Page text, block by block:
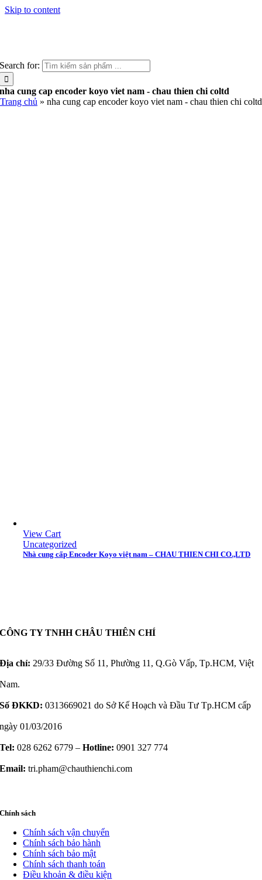
Skip to content
Search for:
nha cung cap encoder koyo viet nam - chau thien chi coltd
Trang chủ » nha cung cap encoder koyo viet nam - chau thien chi coltd
View Cart
Uncategorized
Nhà cung cấp Encoder Koyo việt nam – CHAU THIEN CHI CO.,LTD
CÔNG TY TNHH CHÂU THIÊN CHÍ
Địa chỉ: 29/33 Đường Số 11, Phường 11, Q.Gò Vấp, Tp.HCM, Việt
Nam.
Số ĐKKD: 0313669021 do Sở Kế Hoạch và Đầu Tư Tp.HCM cấp
ngày 01/03/2016
Tel: 028 6262 6779 –Hotline: 0901 327 774
Email: tri.pham@chauthienchi.com
Chính sách
Chính sách vận chuyển
Chính sách bảo hành
Chính sách bảo mật
Chính sách thanh toán
Điều khoản & điều kiện